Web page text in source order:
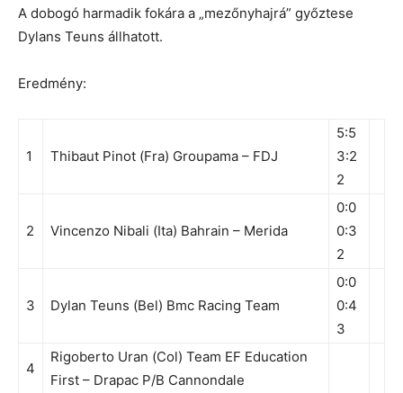
A dobogó harmadik fokára a „mezőnyhajrá” győztese
Dylans Teuns állhatott.
Eredmény:
1 Thibaut Pinot (Fra) Groupama – FDJ
5:5
3:2
2
2 Vincenzo Nibali (Ita) Bahrain – Merida
0:0
0:3
2
3 Dylan Teuns (Bel) Bmc Racing Team
0:0
0:4
3
4
Rigoberto Uran (Col) Team EF Education
First – Drapac P/B Cannondale